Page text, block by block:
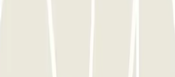
pode utilizar toda a rede de parques
deste operador disponível em Parclick.